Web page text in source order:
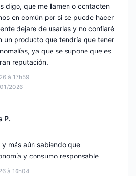
à 17h59
2026
digo, que me llamen o contacten
en común por si se puede hacer
dejare de usarlas y no confiaré
un producto que tendría que tener
ya que se supone que es
reputación.
P.
à 16h04
más aún sabiendo que
y consumo responsable